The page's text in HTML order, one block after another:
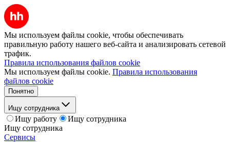
Мы используем файлы cookie, чтобы обеспечивать
правильную работу нашего веб-сайта и анализировать сетевой
трафик.
Правила использования файлов cookie
Мы используем файлы cookie. Правила использования
файлов cookie
Понятно
Ищу сотрудника
Ищу работу
Ищу сотрудника
Ищу сотрудника
Сервисы